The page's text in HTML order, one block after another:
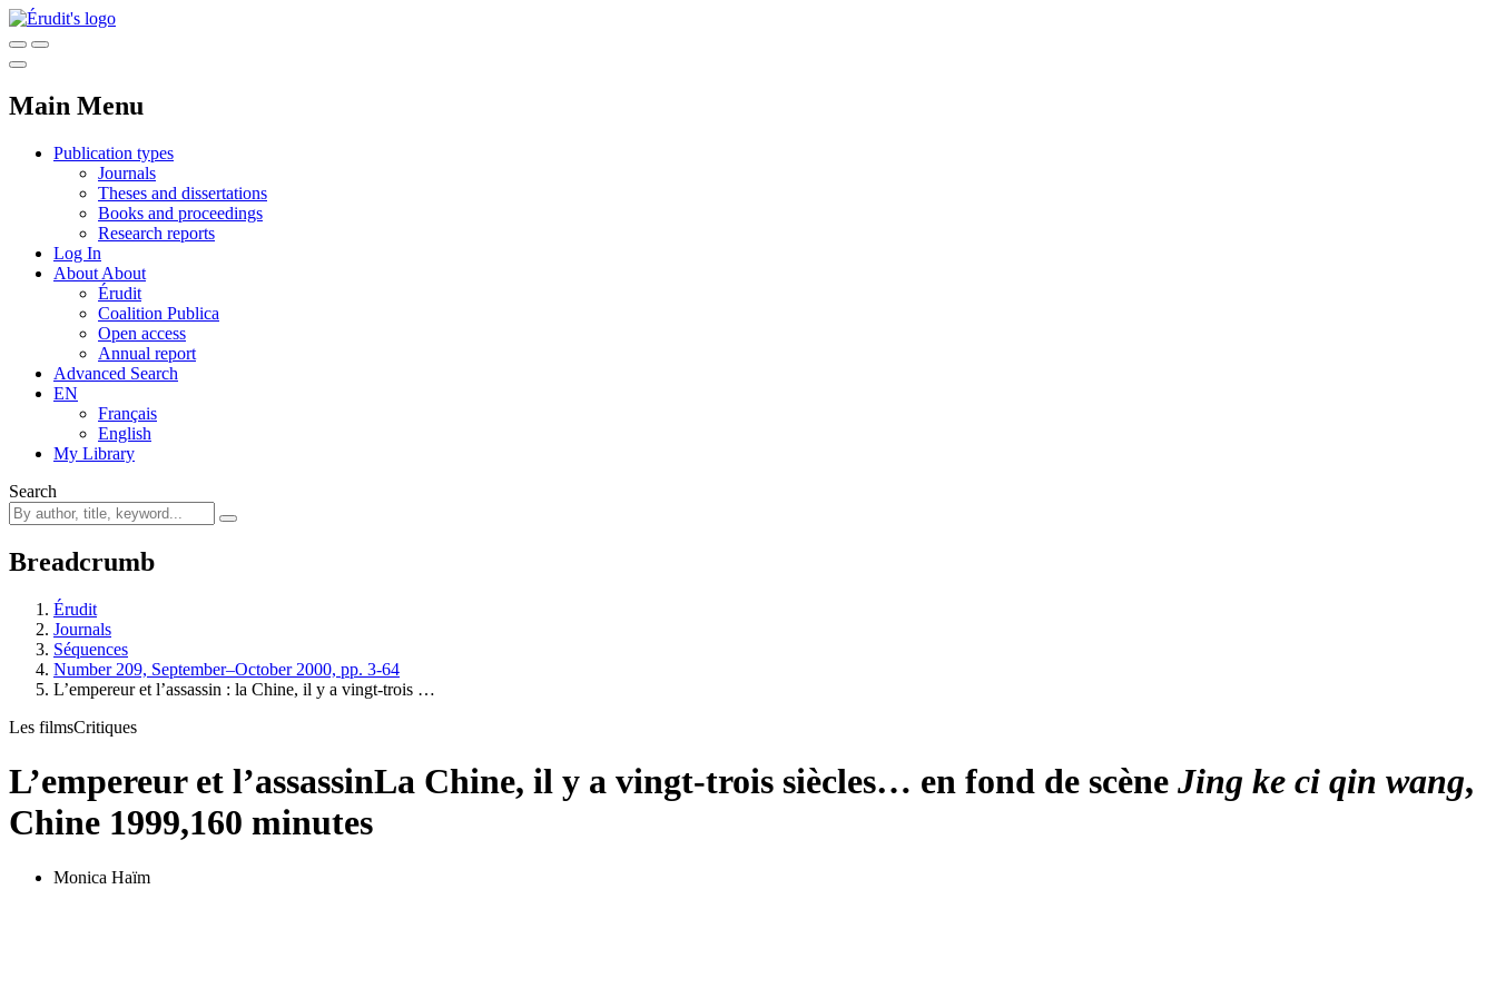
Main Menu
Publication types
Journals
Theses and dissertations
Books and proceedings
Research reports
Log In
About About
Érudit
Coalition Publica
Open access
Annual report
Advanced Search
EN
Français
English
My Library
Search
Breadcrumb
Érudit
Journals
Séquences
Number 209, September–October 2000, pp. 3-64
L’empereur et l’assassin : la Chine, il y a vingt-trois …
Les filmsCritiques
L’empereur et l’assassinLa Chine, il y a vingt-trois siècles… en fond de scène Jing ke ci qin wang,
Chine 1999,160 minutes
Monica Haïm